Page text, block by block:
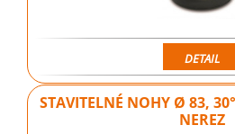
DETAIL
STAVITELNÉ NOHY Ø 83,
NEREZ